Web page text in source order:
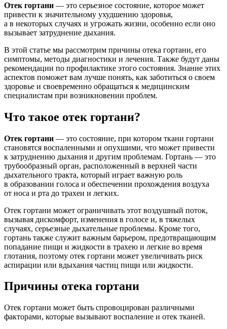
Отек гортани — это серьезное состояние, которое может
привести к значительному ухудшению здоровья,
а в некоторых случаях и угрожать жизни, особенно если оно
вызывает затруднение дыхания.
В этой статье мы рассмотрим причины отека гортани, его
симптомы, методы диагностики и лечения. Также будут даны
рекомендации по профилактике этого состояния. Знание этих
аспектов поможет вам лучше понять, как заботиться о своем
здоровье и своевременно обращаться к медицинским
специалистам при возникновении проблем.
Что такое отек гортани?
Отек гортани — это состояние, при котором ткани гортани
становятся воспаленными и опухшими, что может привести
к затруднению дыхания и другим проблемам. Гортань — это
трубообразный орган, расположенный в верхней части
дыхательного тракта, который играет важную роль
в образовании голоса и обеспечении прохождения воздуха
от носа и рта до трахеи и легких.
Отек гортани может ограничивать этот воздушный поток,
вызывая дискомфорт, изменения в голосе и, в тяжелых
случаях, серьезные дыхательные проблемы. Кроме того,
гортань также служит важным барьером, предотвращающим
попадание пищи и жидкости в трахею и легкие во время
глотания, поэтому отек гортани может увеличивать риск
аспирации или вдыхания частиц пищи или жидкости.
Причины отека гортани
Отек гортани может быть спровоцирован различными
факторами, которые вызывают воспаление и отек тканей.